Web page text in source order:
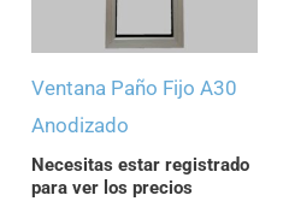
Ventana Paño Fijo A30
Anodizado
Necesitas estar registrado
para ver los precios